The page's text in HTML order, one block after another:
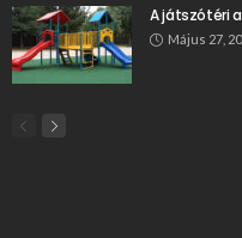
A játszótéri
Május 27,